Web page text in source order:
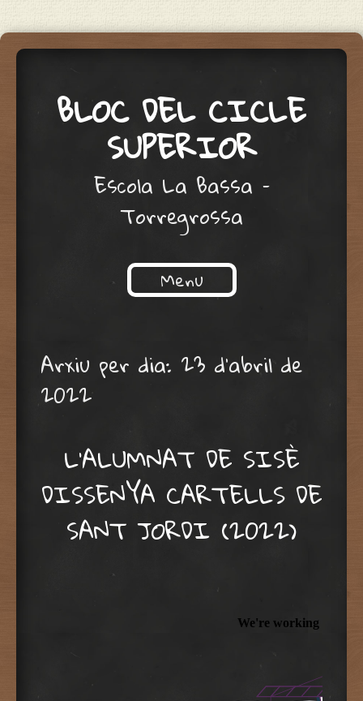
BLOC DEL CICLE
SUPERIOR
Escola La Bassa –
Torregrossa
Menu
Arxiu per dia: 23 d'abril de
2022
L’ALUMNAT DE SISÈ
DISSENYA CARTELLS DE
SANT JORDI (2022)